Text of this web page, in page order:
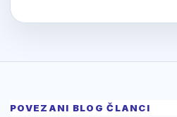
POVEZANI BLOG ČLANCI